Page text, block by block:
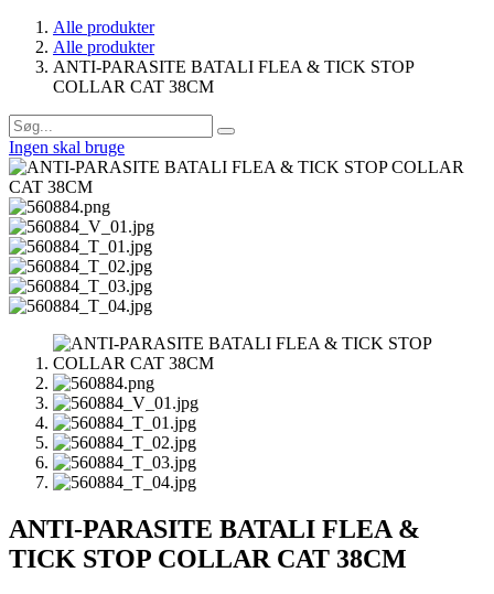
Alle produkter
Alle produkter
ANTI-PARASITE BATALI FLEA & TICK STOP
COLLAR CAT 38CM
Ingen skal bruge
ANTI-PARASITE BATALI FLEA &
TICK STOP COLLAR CAT 38CM